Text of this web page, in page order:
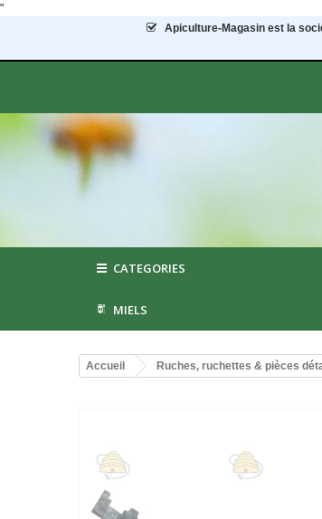
"
Apiculture-Magasin est la
CATEGORIES
MIELS
Accueil Ruches, ruchettes & pièces